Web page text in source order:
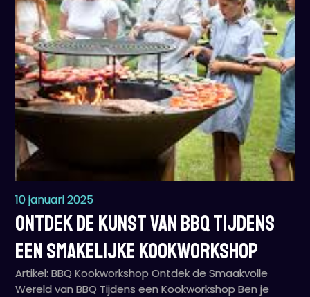
10 januari 2025
Ontdek de Kunst van BBQ Tijdens
een Smakelijke Kookworkshop
Artikel: BBQ Kookworkshop Ontdek de Smaakvolle
Wereld van BBQ Tijdens een Kookworkshop Ben je